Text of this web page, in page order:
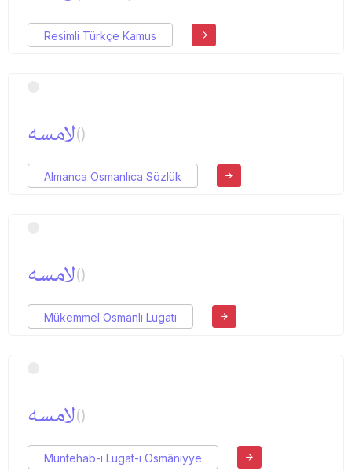
Resimli Türkçe Kamus
لامسه()
Almanca Osmanlıca Sözlük
لامسه()
Mükemmel Osmanlı Lugatı
لامسه()
Müntehab-ı Lugat-ı Osmâniyye